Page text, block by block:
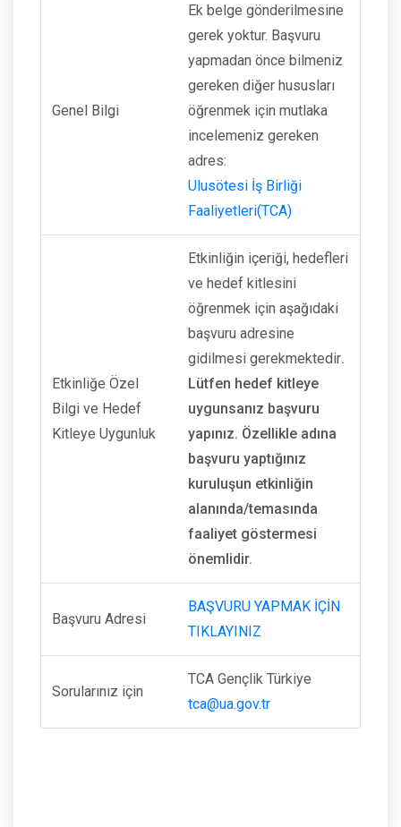
Genel Bilgi
Ek belge gönderilmesine
gerek yoktur. Başvuru
yapmadan önce bilmeniz
gereken diğer hususları
öğrenmek için mutlaka
incelemeniz gereken
adres:
Ulusötesi İş Birliği
Faaliyetleri(TCA)
Etkinliğe Özel
Bilgi ve Hedef
Kitleye Uygunluk
Etkinliğin içeriği, hedefleri
ve hedef kitlesini
öğrenmek için aşağıdaki
başvuru adresine
gidilmesi gerekmektedir.
Lütfen hedef kitleye
uygunsanız başvuru
yapınız. Özellikle adına
başvuru yaptığınız
kuruluşun etkinliğin
alanında/temasında
faaliyet göstermesi
önemlidir.
Başvuru Adresi
BAŞVURU YAPMAK İÇİN
TIKLAYINIZ
Sorularınız için
TCA Gençlik Türkiye
tca@ua.gov.tr